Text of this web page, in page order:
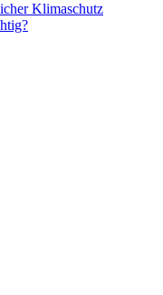
Klimaschutz